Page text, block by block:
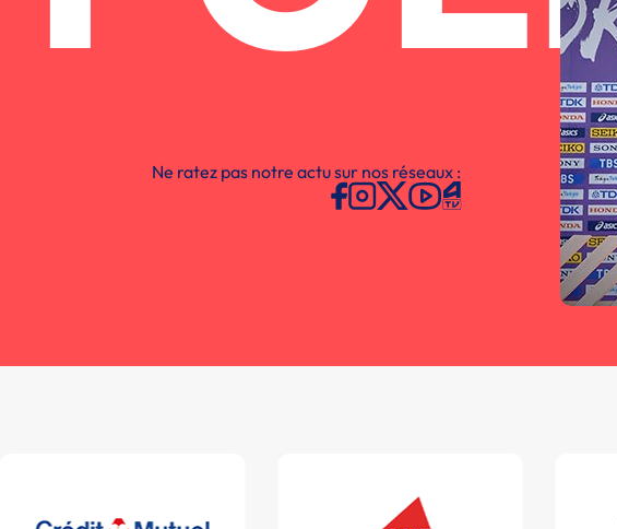
Ne ratez pas notre actu sur nos réseaux :